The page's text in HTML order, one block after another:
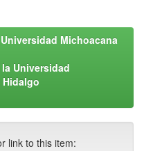
Michoacana
Universidad
Hidalgo
link to this item: